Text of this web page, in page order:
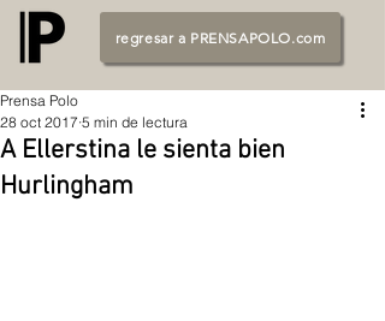
regresar a PRENSAPOLO.com
A Ellerstina le sienta bien
Hurlingham
Prensa Polo
28 oct 2017 5 min de lectura